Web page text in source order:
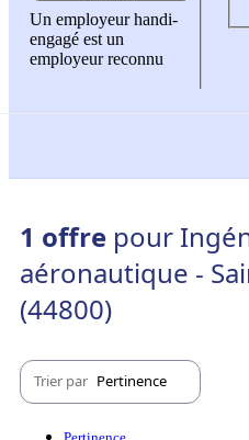
Un employeur handi-
engagé est un
employeur reconnu
1 offre pour
aéronautique -
(44800)
Trier par Pertinence